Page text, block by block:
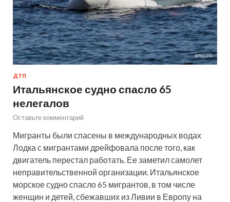
ДТП
Итальянское судно спасло 65
нелегалов
Оставьте комментарий
Мигранты были спасены в международных водах
Лодка с мигрантами дрейфовала после того, как
двигатель перестал работать. Ее заметил самолет
неправительственной организации. Итальянское
морское судно спасло 65 мигрантов, в том числе
женщин и детей, сбежавших из Ливии в Европу на